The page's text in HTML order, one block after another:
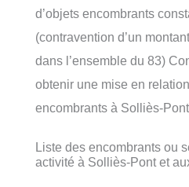
d’objets encombrants
(contravention d’un
dans l’ensemble du 83)
obtenir une mise en
encombrants à Solliès-
Liste des encombrants ou
activité à Solliès-Pont et